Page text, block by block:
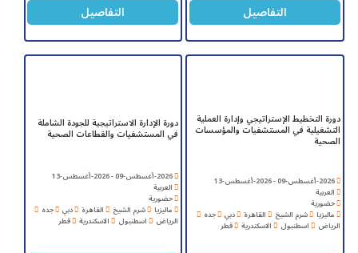
التفاصيل التفاصيل
دورة التخطيط الإستراتيجي وإدارة العملية
التشغيلية في المستشفيات والمؤسسات
الصحية
2026-أغسطس-09 - 2026-أغسطس-13
العربية
حضورية
ماليزيا شرم الشيخ القاهرة دبي جده
الرياض اسطنبول الاسكندرية قطر
دورة الإدارة الاستراتيجية للجودة الشاملة
في المستشفيات والقطاعات الصحية
2026-أغسطس-09 - 2026-أغسطس-13
العربية
حضورية
ماليزيا شرم الشيخ القاهرة دبي جده
الرياض اسطنبول الاسكندرية قطر